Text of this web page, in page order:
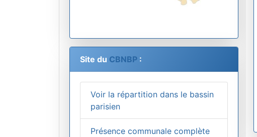
Site du CBNBP :
Voir la répartition dans le bassin
parisien
Présence communale complète